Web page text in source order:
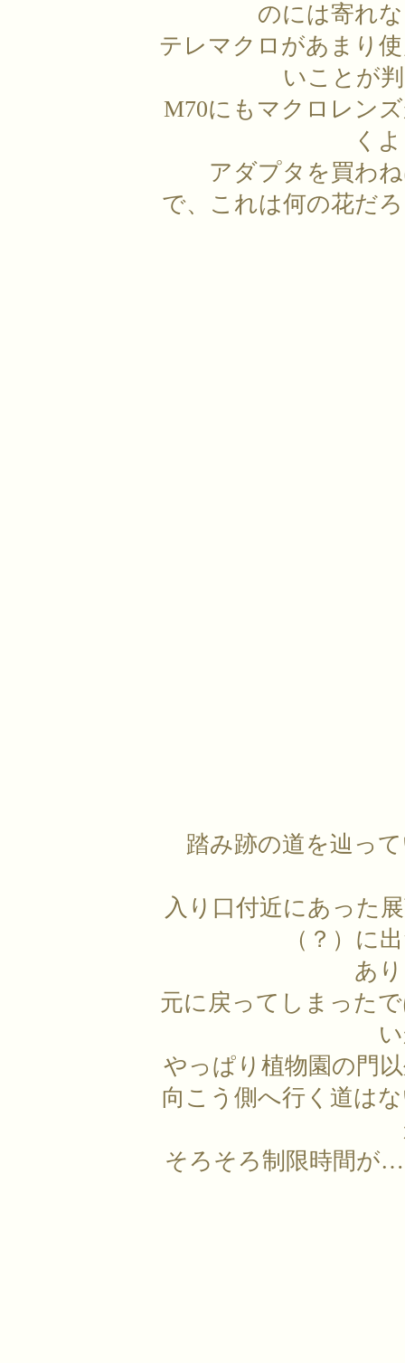
のには寄れ
テレマクロがあまり
いことが
M70にもマクロレン
く
アダプタを買わ
で、これは何の花だ
踏み跡の道を辿っ
入り口付近にあった
（？）に
あ
元に戻ってしまった
やっぱり植物園の門
向こう側へ行く道は
そろそろ制限時間が